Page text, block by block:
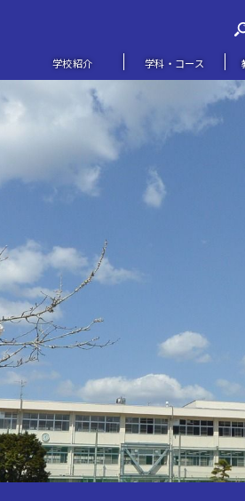
学校紹介 学科・コース